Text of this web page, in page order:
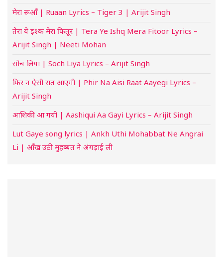
मेरा रूआँ | Ruaan Lyrics – Tiger 3 | Arijit Singh
तेरा ये इश्क मेरा फितूर | Tera Ye Ishq Mera Fitoor Lyrics –
Arijit Singh | Neeti Mohan
सोच लिया | Soch Liya Lyrics – Arijit Singh
फिर न ऐसी रात आएगी | Phir Na Aisi Raat Aayegi Lyrics –
Arijit Singh
आशिकी आ गयी | Aashiqui Aa Gayi Lyrics – Arijit Singh
Lut Gaye song lyrics | Ankh Uthi Mohabbat Ne Angrai
Li | आँख उठी मुहब्बत ने अंगड़ाई ली